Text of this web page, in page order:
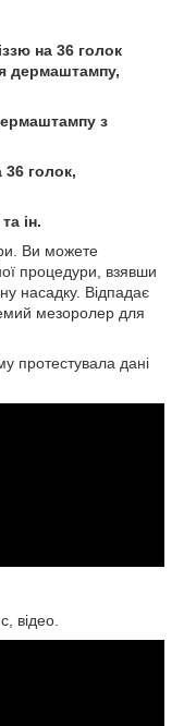
на 36 голок
дермаштампу,
з
36 голок,
ін.
Ви можете
процедури, взявши
насадку. Відпадає
мезоролер для
протестувала дані
відео.